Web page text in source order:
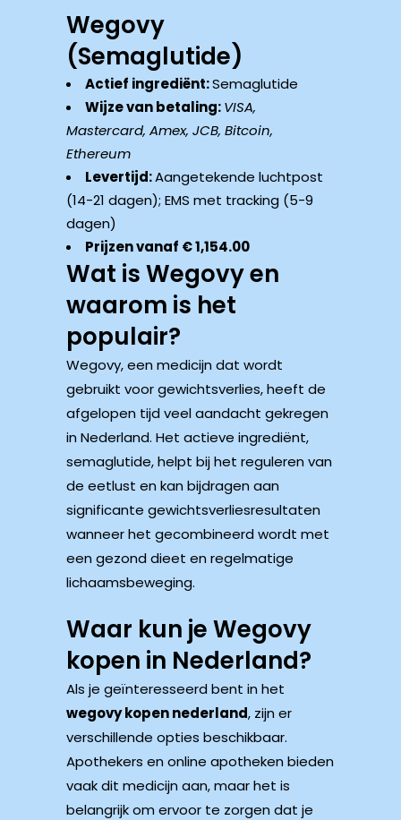
Wegovy
(Semaglutide)
Actief ingrediënt:Semaglutide
Wijze van betaling:VISA,
Mastercard, Amex, JCB, Bitcoin,
Ethereum
Levertijd:Aangetekende luchtpost
(14-21 dagen); EMS met tracking (5-9
dagen)
Prijzen vanaf € 1,154.00
Wat is Wegovy en
waarom is het
populair?
Wegovy, een medicijn dat wordt
gebruikt voor gewichtsverlies, heeft de
afgelopen tijd veel aandacht gekregen
in Nederland. Het actieve ingrediënt,
semaglutide, helpt bij het reguleren van
de eetlust en kan bijdragen aan
significante gewichtsverliesresultaten
wanneer het gecombineerd wordt met
een gezond dieet en regelmatige
lichaamsbeweging.
Waar kun je Wegovy
kopen in Nederland?
Als je geïnteresseerd bent in het
wegovy kopen nederland, zijn er
verschillende opties beschikbaar.
Apothekers en online apotheken bieden
vaak dit medicijn aan, maar het is
belangrijk om ervoor te zorgen dat je